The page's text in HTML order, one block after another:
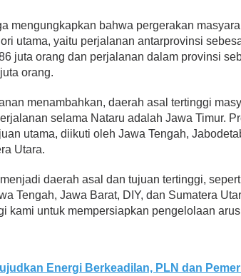
mengungkapkan bahwa pergerakan
utama, yaitu perjalanan antarprovinsi
juta orang dan perjalanan dalam provinsi
orang.
menambahkan, daerah asal tertinggi
selama Nataru adalah Jawa Timur.
utama, diikuti oleh Jawa Tengah,
Utara.
daerah asal dan tujuan tertinggi,
Tengah, Jawa Barat, DIY, dan Sumatera
kami untuk mempersiapkan pengelolaan
Energi Berkeadilan, PLN dan